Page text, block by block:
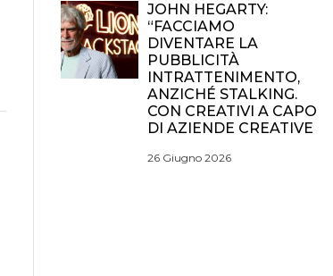
JOHN HEGARTY:
“FACCIAMO
DIVENTARE LA
PUBBLICITÀ
INTRATTENIMENTO,
ANZICHÉ STALKING.
CON CREATIVI A CAPO
DI AZIENDE CREATIVE
26 Giugno 2026